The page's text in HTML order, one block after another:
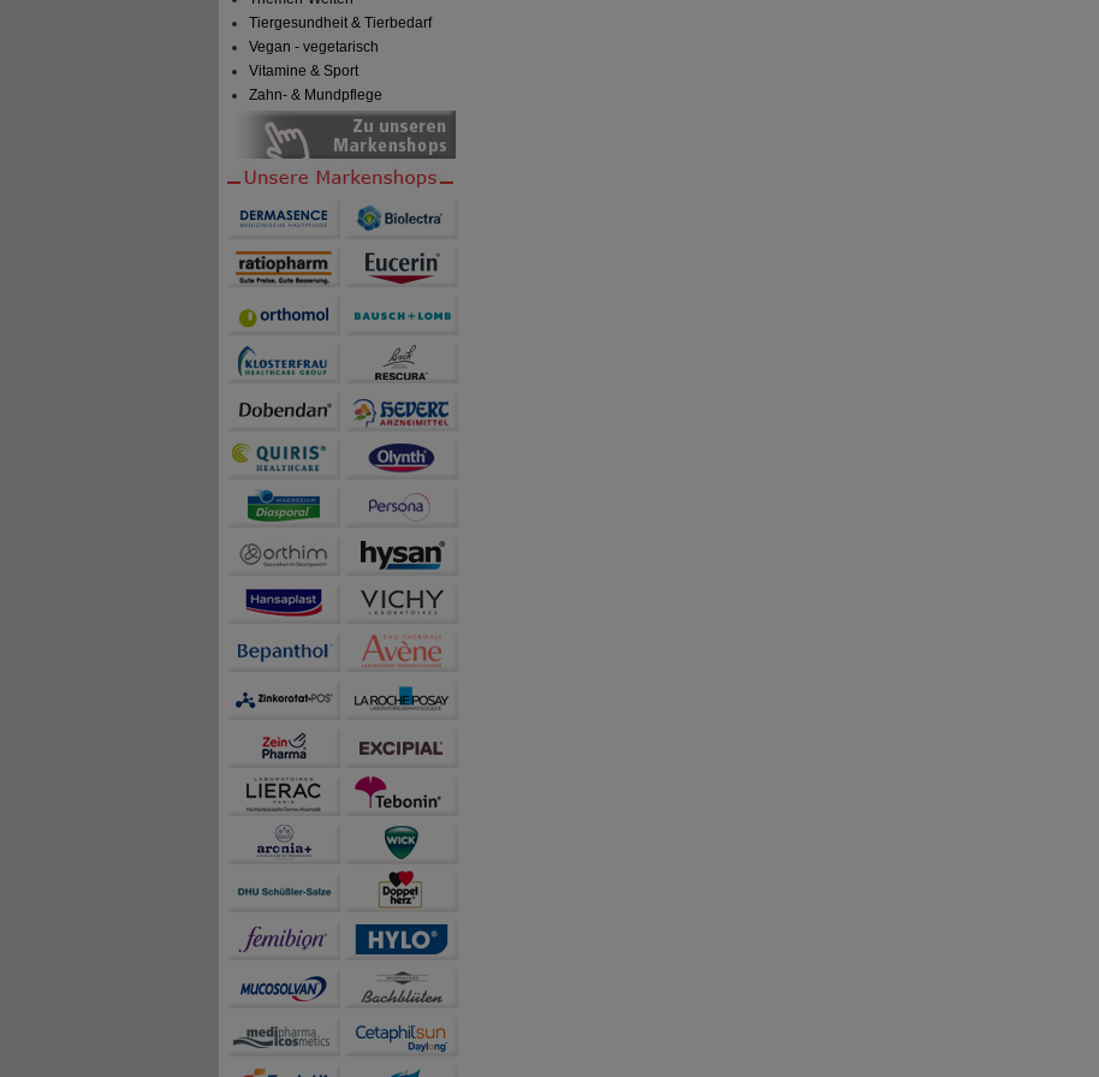
Tiergesundheit & Tierbedarf
Vegan - vegetarisch
Vitamine & Sport
Zahn- & Mundpflege